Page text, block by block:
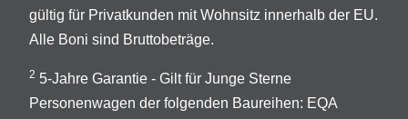
gültig für Privatkunden mit Wohnsitz innerhalb der EU.
Alle Boni sind Bruttobeträge.
2 5-Jahre Garantie - Gilt für Junge Sterne
Personenwagen der folgenden Baureihen: EQA